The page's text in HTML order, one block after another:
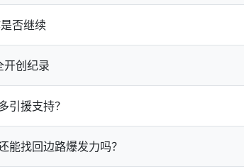
否继续
开创纪录
引援支持？
能找回边路爆发力吗？